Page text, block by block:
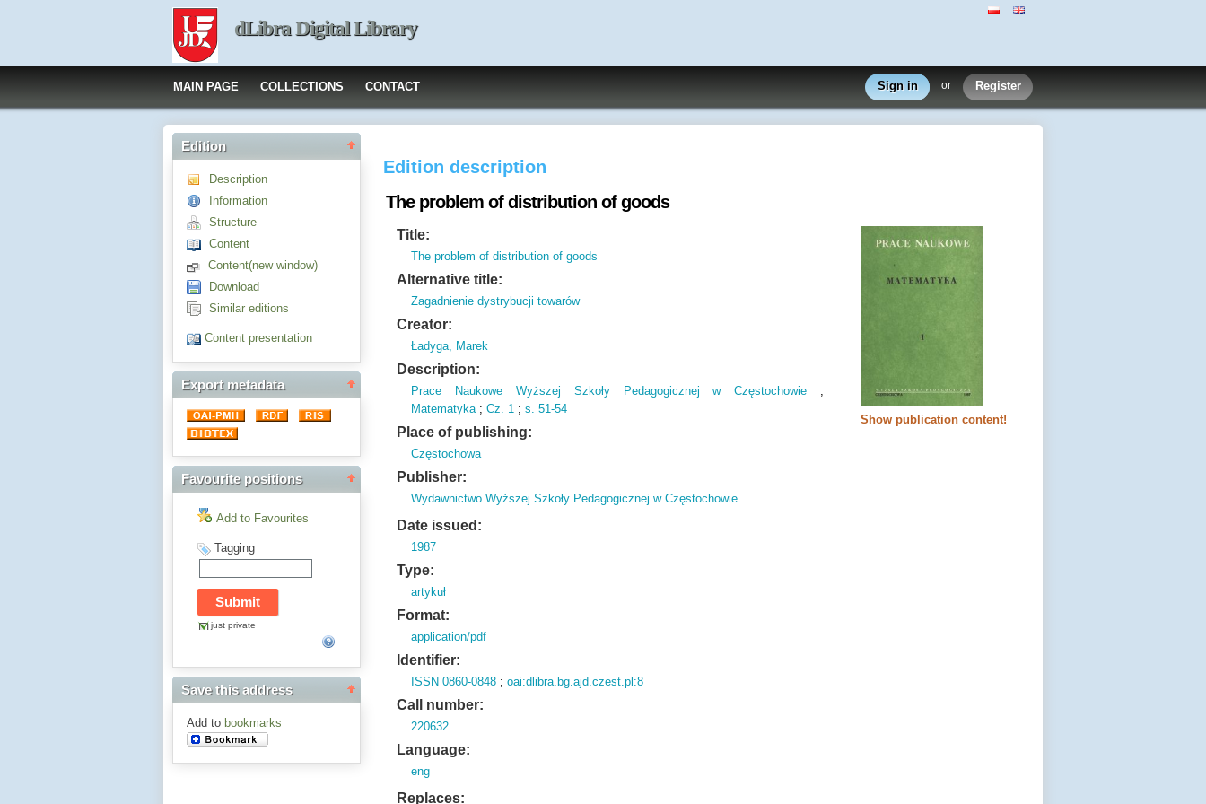
dLibra Digital Library
MAIN PAGE COLLECTIONS CONTACT Sign in or Register
Edition
Description
Information
Structure
Content
Content(new window)
Download
Similar editions
Content presentation
Export metadata
Favourite positions
Add to Favourites
Tagging
just private
Save this address
Add to bookmarks
Edition description
The problem of distribution of goods
Show publication content!
Title:
The problem of distribution of goods
Alternative title:
Zagadnienie dystrybucji towarów
Creator:
Ładyga, Marek
Description:
Prace Naukowe Wyższej Szkoły Pedagogicznej w Częstochowie ;
Matematyka;Cz. 1 ;s. 51-54
Place of publishing:
Częstochowa
Publisher:
Wydawnictwo Wyższej Szkoły Pedagogicznej w Częstochowie
Date issued:
1987
Type:
artykuł
Format:
application/pdf
Identifier:
ISSN 0860-0848 ;oai:dlibra.bg.ajd.czest.pl:8
Call number:
220632
Language:
eng
Replaces: